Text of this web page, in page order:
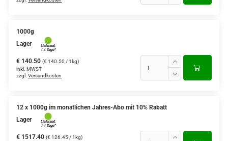
1000g
Lager
€ 140.50 (€ 140.50 / 1kg)
inkl. MWST
zzgl. Versandkosten
12 x 1000g im monatlichen Jahres-Abo mit 10% Rabatt
Lager
€ 1517.40 (€ 126.45 / 1kg)